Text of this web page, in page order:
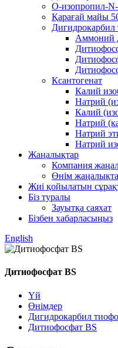
О-изопропил-N-
Қарағай майы
Дигидрокарбил
Аммоний
Ксантогенат
Калий
Натрий
Калий
Натрий
Натрий
Натрий
Жаңалықтар
Компания
Өнім
Жиі қойылатын
Біз туралы
Зауытқа саяхат
Бізбен хабарласыңыз
English
Дитиофосфат BS
Үй
Өнімдер
Дигидрокарбил
Дитиофосфат BS